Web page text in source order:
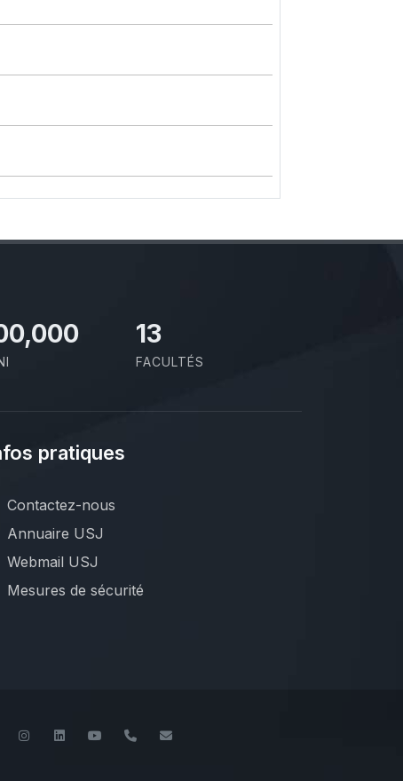
13
FACULTÉS
pratiques
Contactez-nous
Annuaire USJ
Webmail USJ
Mesures de sécurité
Twitter InstagramLinkedInYouTube+961 (1) 421 240